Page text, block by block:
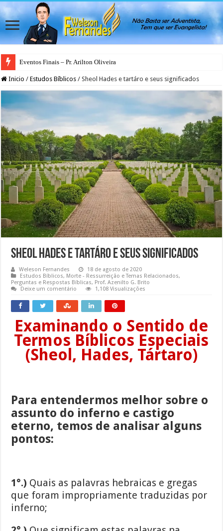
Eventos Finais – Pr. Arilton Oliveira
Inicio / Estudos Bíblicos / Sheol Hades e tartáro e seus significados
Sheol Hades e tartáro e seus significados
Weleson Fernandes
18 de agosto de 2020
Estudos Bíblicos, Morte - Ressurreição e Temas Relacionados,
Perguntas e Respostas Bíblicas, Prof. Azenilto G. Brito
Deixe um comentário
1,108 Visualizações
Examinando o Sentido de
Termos Bíblicos Especiais
(Sheol, Hades, Tártaro)
Para entendermos melhor sobre o
assunto do inferno e castigo
eterno, temos de analisar alguns
pontos:
1°.) Quais as palavras hebraicas e gregas
que foram impropriamente traduzidas por
inferno;